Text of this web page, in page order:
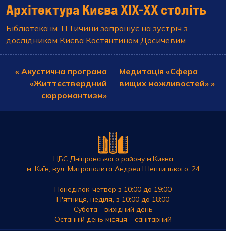
Архітектура Києва XIX-XX століть
Бібліотека ім. П.Тичини запрошує на зустріч з
дослідником Києва Костянтином Досичевим
« Акустична програма
«Життєствердний
сюрромантизм»
Медитація «Сфера
вищих можливостей» »
ЦБС Дніпровського району м.Києва
м. Київ, вул. Митрополита Андрея Шептицького, 24
Понеділок-четвер з 10:00 до 19:00
П'ятниця, неділя, з 10:00 до 18:00
Субота - вихідний день
Останній день місяця – санітарний